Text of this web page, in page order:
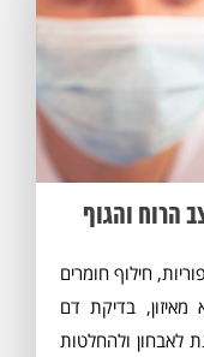
הרוח והגוף
חילוף חומרים
מאיזון, בדיקת דם
לאבחון ולהחלטות